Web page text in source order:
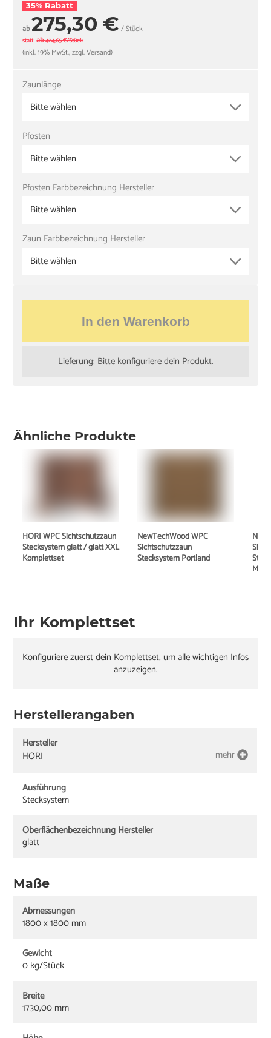
35% Rabatt
ab275,30 € / Stück
statt ab424,65 €/Stück
(inkl. 19% MwSt., zzgl. Versand)
Zaunlänge
Bitte wählen
Pfosten
Bitte wählen
Pfosten Farbbezeichnung Hersteller
Bitte wählen
Zaun Farbbezeichnung Hersteller
Bitte wählen
In den Warenkorb
Lieferung: Bitte konfiguriere dein Produkt.
Ähnliche Produkte
HORI WPC Sichtschutzzaun
Stecksystem glatt / glatt XXL
Komplettset
NewTechWood WPC
Sichtschutzzaun
Stecksystem Portland
Ihr Komplettset
Konfiguriere zuerst dein Komplettset, um alle wichtigen Infos
anzuzeigen.
Herstellerangaben
Hersteller
HORI
mehr
Ausführung
Stecksystem
Oberflächenbezeichnung Hersteller
glatt
Maße
Abmessungen
1800 x 1800 mm
Gewicht
0 kg/Stück
Breite
1730,00 mm